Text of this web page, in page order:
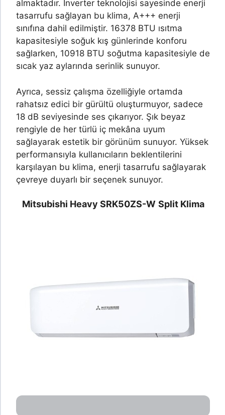
almaktadır. İnverter teknolojisi sayesinde enerji
tasarrufu sağlayan bu klima, A+++ enerji
sınıfına dahil edilmiştir. 16378 BTU ısıtma
kapasitesiyle soğuk kış günlerinde konforu
sağlarken, 10918 BTU soğutma kapasitesiyle de
sıcak yaz aylarında serinlik sunuyor.
Ayrıca, sessiz çalışma özelliğiyle ortamda
rahatsız edici bir gürültü oluşturmuyor, sadece
18 dB seviyesinde ses çıkarıyor. Şık beyaz
rengiyle de her türlü iç mekâna uyum
sağlayarak estetik bir görünüm sunuyor. Yüksek
performansıyla kullanıcıların beklentilerini
karşılayan bu klima, enerji tasarrufu sağlayarak
çevreye duyarlı bir seçenek sunuyor.
Mitsubishi Heavy SRK50ZS-W Split Klima